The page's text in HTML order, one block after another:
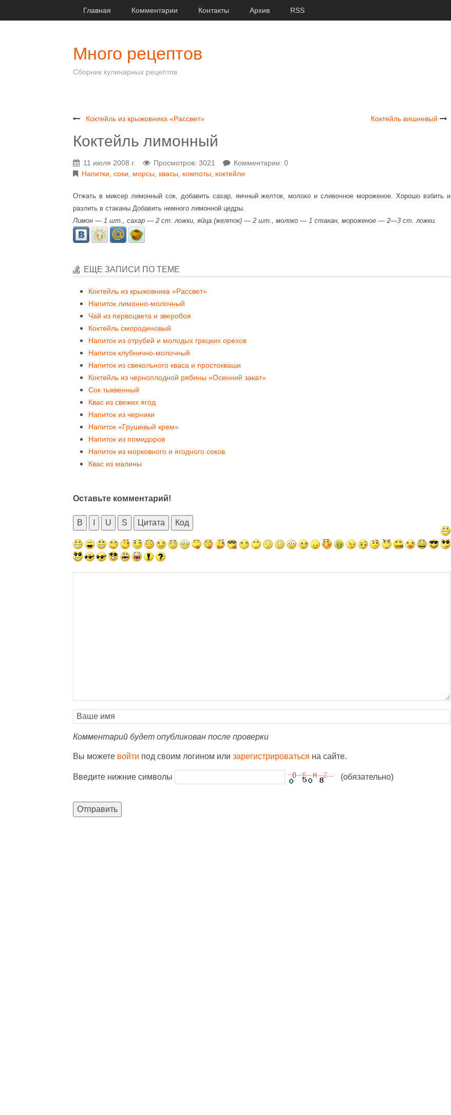
Главная Комментарии Контакты Архив RSS
Много рецептов
Сборник кулинарных рецептов
Коктейль из крыжовника «Рассвет» Коктейль вишневый
Коктейль лимонный
11 июля 2008 г. Просмотров: 3021
Комментарии: 0
Напитки, соки, морсы, квасы, компоты, коктейли
Отжать в миксер лимонный сок, добавить сахар, яичный желток, молоко и сливочное мороженое. Хорошо взбить и
разлить в стаканы Добавить немного лимонной цедры.
Лимон — 1 шт., сахар — 2 ст. ложки, яйца (желток) — 2 шт., молоко — 1 стакан, мороженое — 2—3 ст. ложки.
ЕЩЕ ЗАПИСИ ПО ТЕМЕ
Коктейль из крыжовника «Рассвет»
Напиток лимонно-молочный
Чай из первоцвета и зверобоя
Коктейль смородиновый
Напиток из отрубей и молодых грецких орехов
Напиток клубнично-молочный
Напиток из свекольного кваса и простокваши
Коктейль из черноплодной рябины «Осенний закат»
Сок тыквенный
Квас из свежих ягод
Напиток из черники
Напиток «Грушевый крем»
Напиток из помидоров
Напиток из морковного и ягодного соков
Квас из малины
Оставьте комментарий!
B U S Цитата Код
Комментарий будет опубликован после проверки
Вы можете войти под своим логином или зарегистрироваться на сайте.
Введите нижние символы (обязательно)
Отправить